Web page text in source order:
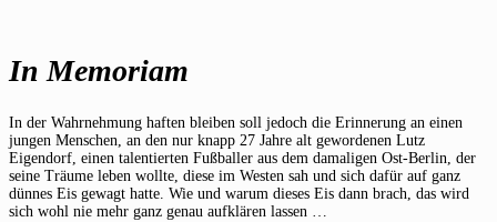
In Memoriam
In der Wahrnehmung haften bleiben soll jedoch die Erinnerung an einen
jungen Menschen, an den nur knapp 27 Jahre alt gewordenen Lutz
Eigendorf, einen talentierten Fußballer aus dem damaligen Ost-Berlin, der
seine Träume leben wollte, diese im Westen sah und sich dafür auf ganz
dünnes Eis gewagt hatte. Wie und warum dieses Eis dann brach, das wird
sich wohl nie mehr ganz genau aufklären lassen …